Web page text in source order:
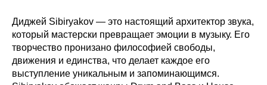
Диджей Sibiryakov — это настоящий архитектор звука,
который мастерски превращает эмоции в музыку. Его
творчество пронизано философией свободы,
движения и единства, что делает каждое его
выступление уникальным и запоминающимся.